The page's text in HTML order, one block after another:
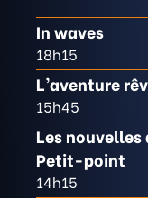
In waves
18h15
L’aventure
15h45
Les
Petit-point
14h15